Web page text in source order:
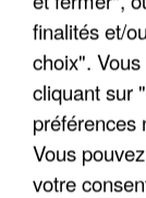
finalités et/
choix".
cliquant sur
préférences
Vous
votre